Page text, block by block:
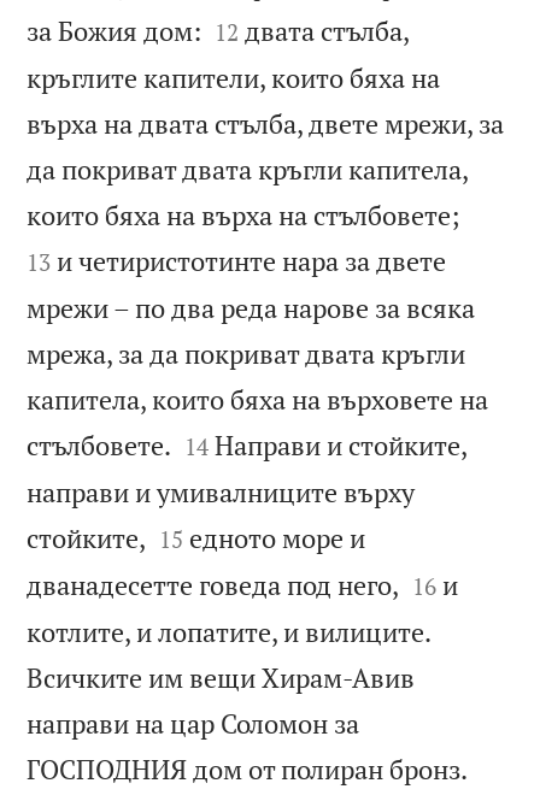
за Божия дом: 

12 двата стълба,
кръглите капители, които бяха на
върха на двата стълба, двете мрежи, за
да покриват двата кръгли капитела,
които бяха на върха на стълбовете;
13 и четиристотинте нара за двете
мрежи – по два реда нарове за всяка
мрежа, за да покриват двата кръгли
капитела, които бяха на върховете на
стълбовете. 

14 Направи и стойките,
направи и умивалниците върху
стойките, 

15 едното море и
дванадесетте говеда под него, 

16 и
котлите, и лопатите, и вилиците.
Всичките им вещи Хирам-Авив
направи на цар Соломон за
ГОСПОДНИЯ дом от полиран бронз.